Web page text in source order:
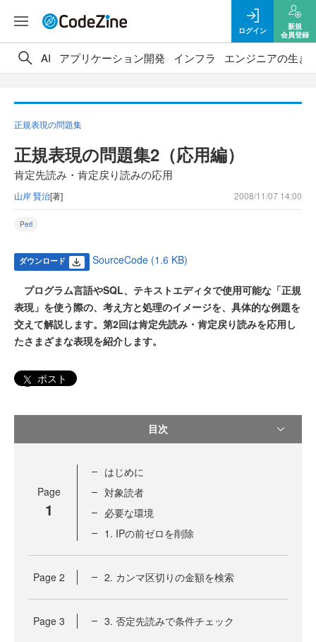
ログイン
新規
会員登録
AI アプリケーション開発 インフラ エンジニアの生き
正規表現の問題集
正規表現の問題集2（応用編）
肯定先読み・肯定戻り読みの応用
山岸 賢治[著] 2008/11/07 14:00
Perl
ダウンロード SourceCode (1.6 KB)
プログラム言語やSQL、テキストエディタで使用可能な「正規
表現」を使う際の、考え方と処理のイメージを、具体的な例題を
交えて解説します。第2回は肯定先読み・肯定戻り読みを応用し
たさまざまな表現を紹介します。
ポスト
目次
Page
1
はじめに
対象読者
必要な環境
1. IPの前ゼロを削除
Page 2 2. カンマ区切りの金額を検索
Page 3 3. 否定先読みで条件チェック